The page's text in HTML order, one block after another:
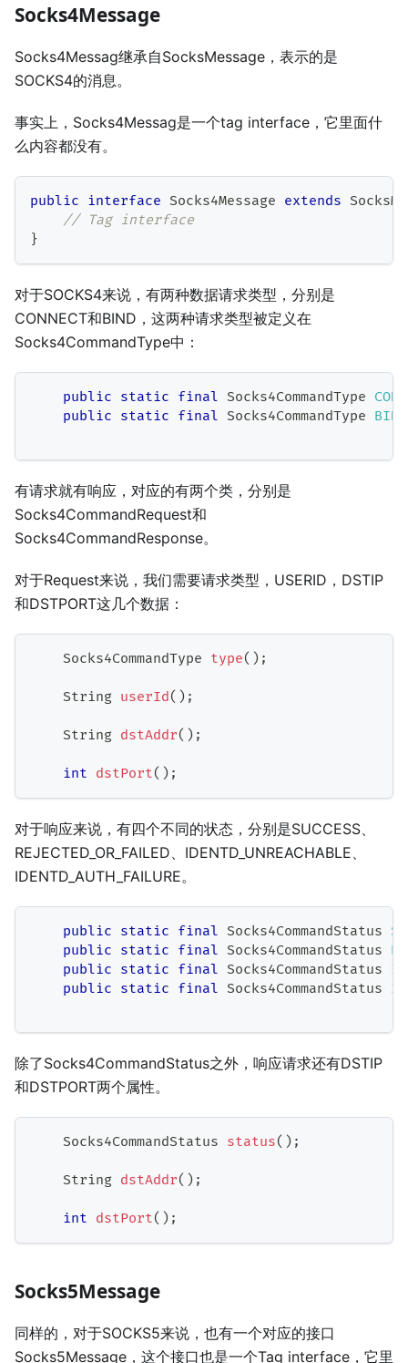
Socks4Message
Socks4Messag继承自SocksMessage，表示的是
SOCKS4的消息。
事实上，Socks4Messag是一个tag interface，它里面什
么内容都没有。
public interface Socks4Message extends
// Tag interface
}
对于SOCKS4来说，有两种数据请求类型，分别是
CONNECT和BIND，这两种请求类型被定义在
Socks4CommandType中：
public static final Socks4CommandType
public static final Socks4CommandType BIND
有请求就有响应，对应的有两个类，分别是
Socks4CommandRequest和
Socks4CommandResponse。
对于Request来说，我们需要请求类型，USERID，DSTIP
和DSTPORT这几个数据：
Socks4CommandType type( ) ;
String userId( ) ;
String dstAddr( ) ;
int dstPort( ) ;
对于响应来说，有四个不同的状态，分别是SUCCESS、
REJECTED_OR_FAILED、IDENTD_UNREACHABLE、
IDENTD_AUTH_FAILURE。
public static final Socks4CommandStatus
public static final Socks4CommandStatus
public static final Socks4CommandStatus
public static final Socks4CommandStatus
除了Socks4CommandStatus之外，响应请求还有DSTIP
和DSTPORT两个属性。
Socks4CommandStatus status( ) ;
String dstAddr( ) ;
int dstPort( ) ;
Socks5Message
同样的，对于SOCKS5来说，也有一个对应的接口
Socks5Message，这个接口也是一个Tag interface，它里